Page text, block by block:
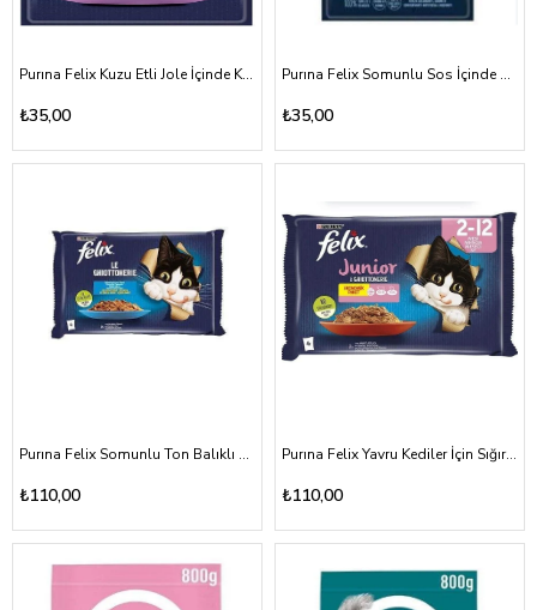
Purına Felix Kuzu Etli Jole İçinde Kedi Maması 85 Gr
₺35,00
Purına Felix Somunlu Sos İçinde Kedi Maması 80 Gr
₺35,00
Purına Felix Somunlu Ton Balıklı Kedi Maması 4X85 Gr
₺110,00
Purına Felix Yavru Kediler İçin Sığır Etli Tavuklu Kedi Maması 2-12 ay 4X85 Gr
₺110,00